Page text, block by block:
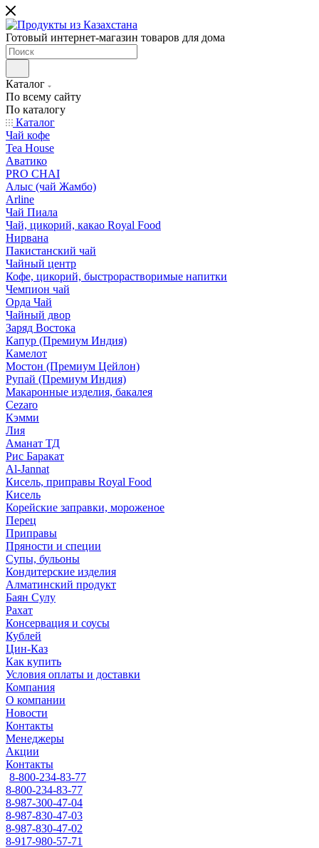
Готовый интернет-магазин товаров для дома
Каталог
По всему сайту
По каталогу
Каталог
Чай кофе
Tea House
Аватико
PRO CHAI
Алыс (чай Жамбо)
Arline
Чай Пиала
Чай, цикорий, какао Royal Food
Нирвана
Пакистанский чай
Чайный центр
Кофе, цикорий, быстрорастворимые напитки
Чемпион чай
Орда Чай
Чайный двор
Заряд Востока
Капур (Премиум Индия)
Камелот
Мостон (Премиум Цейлон)
Рупай (Премиум Индия)
Макаронные изделия, бакалея
Cezaro
Кэмми
Лия
Аманат ТД
Рис Баракат
Al-Jannat
Кисель, приправы Royal Food
Кисель
Корейские заправки, мороженое
Перец
Приправы
Пряности и специи
Супы, бульоны
Кондитерские изделия
Алматинский продукт
Баян Сулу
Рахат
Консервация и соусы
Кублей
Цин-Каз
Как купить
Условия оплаты и доставки
Компания
О компании
Новости
Контакты
Менеджеры
Акции
Контакты
8-800-234-83-77
8-800-234-83-77
8-987-300-47-04
8-987-830-47-03
8-987-830-47-02
8-917-980-57-71